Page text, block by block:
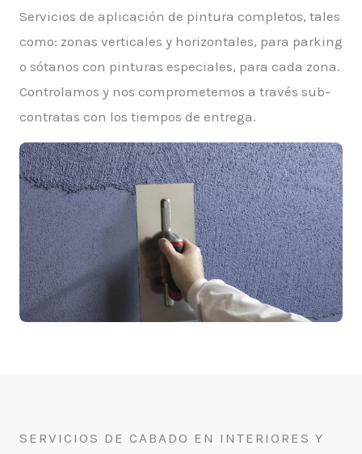
Servicios de aplicación de pintura completos, tales
como: zonas verticales y horizontales, para parking
o sótanos con pinturas especiales, para cada zona.
Controlamos y nos comprometemos a través sub-
contratas con los tiempos de entrega.
SERVICIOS DE CABADO EN INTERIORES Y